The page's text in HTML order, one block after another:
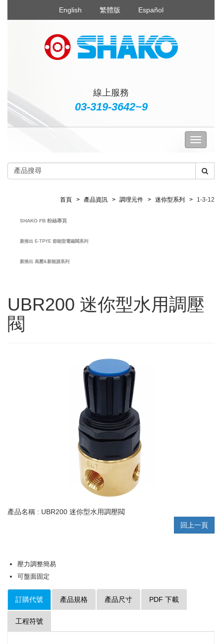
English 繁體版 Español
線上服務
03-319-3642~9
首頁 產品資訊 調理元件 迷你型系列 1-3-12
SHAKO FB 粉絲專頁
新推出 E-TPYE 節能型電磁閥系列
新推出 高壓&新能源系列
UBR200 迷你型水用調壓
閥
產品名稱 : UBR200 迷你型水用調壓閥
回上一頁
壓力調整簡易
可盤面固定
訂購代號 產品規格 產品尺寸 PDF 下載
工程符號